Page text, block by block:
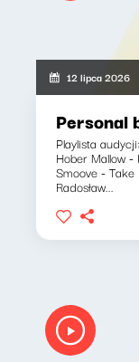
12 lipca 2026
Personal
Playlista audycji:
Hober Mallow
Smoove - Take
Radosław...